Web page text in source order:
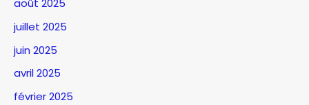
août 2025
juillet 2025
juin 2025
avril 2025
février 2025